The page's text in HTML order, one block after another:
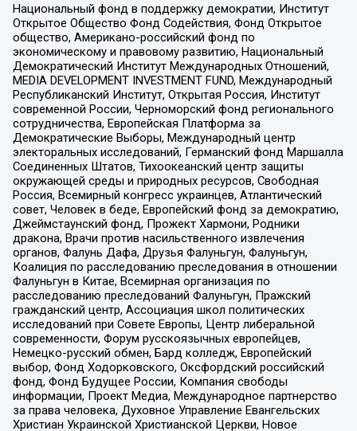
Национальный фонд в поддержку демократии, Институт
Открытое Общество Фонд Содействия, Фонд Открытое
общество, Американо-российский фонд по
экономическому и правовому развитию, Национальный
Демократический Институт Международных Отношений,
MEDIA DEVELOPMENT INVESTMENT FUND, Международный
Республиканский Институт, Открытая Россия, Институт
современной России, Черноморский фонд регионального
сотрудничества, Европейская Платформа за
Демократические Выборы, Международный центр
электоральных исследований, Германский фонд Маршалла
Соединенных Штатов, Тихоокеанский центр защиты
окружающей среды и природных ресурсов, Свободная
Россия, Всемирный конгресс украинцев, Атлантический
совет, Человек в беде, Европейский фонд за демократию,
Джеймстаунский фонд, Прожект Хармони, Родники
дракона, Врачи против насильственного извлечения
органов, Фалунь Дафа, Друзья Фалуньгун, Фалуньгун,
Коалиция по расследованию преследования в отношении
Фалуньгун в Китае, Всемирная организация по
расследованию преследований Фалуньгун, Пражский
гражданский центр, Ассоциация школ политических
исследований при Совете Европы, Центр либеральной
современности, Форум русскоязычных европейцев,
Немецко-русский обмен, Бард колледж, Европейский
выбор, Фонд Ходорковского, Оксфордский российский
фонд, Фонд Будущее России, Компания свободы
информации, Проект Медиа, Международное партнерство
за права человека, Духовное Управление Евангельских
Христиан Украинской Христианской Церкви, Новое